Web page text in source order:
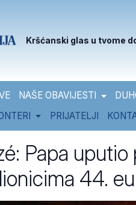
Kršćanski glas u tvome
NAŠE OBAVIJESTI
PRIJATELJI
Papa
44.